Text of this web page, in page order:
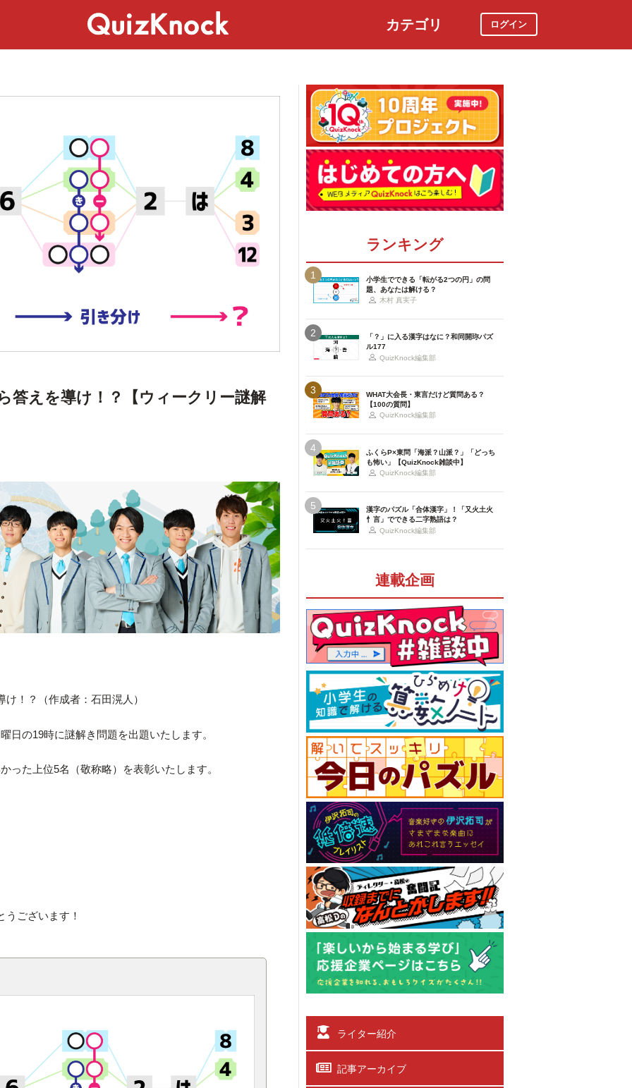
カテゴリ ログイン
答えを導け！？【ウィークリー謎解
！？（作成者：石田滉人）
日の19時に謎解き問題を出題いたします。
った上位5名（敬称略）を表彰いたします。
うございます！
ランキング
1
小学生でできる「転がる2つの円」の問
題、あなたは解ける？
木村 真実子
2
「？」に入る漢字はなに？和同開珎パズ
ル177
QuizKnock編集部
3
WHAT大会長・東言だけど質問ある？
【100の質問】
QuizKnock編集部
4
ふくらP×東問「海派？山派？」「どっち
も怖い」【QuizKnock雑談中】
QuizKnock編集部
5
漢字のパズル「合体漢字」！「又火土火
忄言」でできる二字熟語は？
QuizKnock編集部
連載企画
ライター紹介
記事アーカイブ